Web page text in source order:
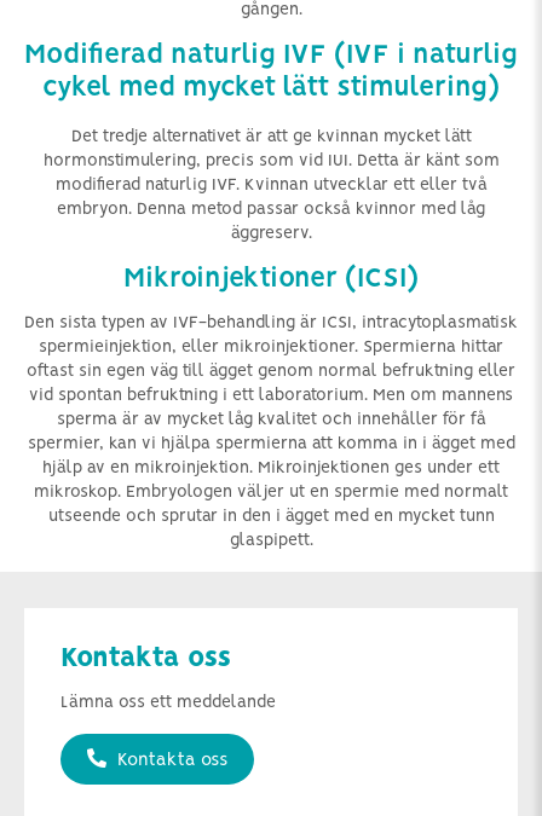
gången.
Modifierad naturlig IVF (IVF i naturlig
cykel med mycket lätt stimulering)
Det tredje alternativet är att ge kvinnan mycket lätt
hormonstimulering, precis som vid IUI. Detta är känt som
modifierad naturlig IVF. Kvinnan utvecklar ett eller två
embryon. Denna metod passar också kvinnor med låg
äggreserv.
Mikroinjektioner (ICSI)
Den sista typen av IVF-behandling är ICSI, intracytoplasmatisk
spermieinjektion, eller mikroinjektioner. Spermierna hittar
oftast sin egen väg till ägget genom normal befruktning eller
vid spontan befruktning i ett laboratorium. Men om mannens
sperma är av mycket låg kvalitet och innehåller för få
spermier, kan vi hjälpa spermierna att komma in i ägget med
hjälp av en mikroinjektion. Mikroinjektionen ges under ett
mikroskop. Embryologen väljer ut en spermie med normalt
utseende och sprutar in den i ägget med en mycket tunn
glaspipett.
Kontakta oss
Lämna oss ett meddelande
Kontakta oss